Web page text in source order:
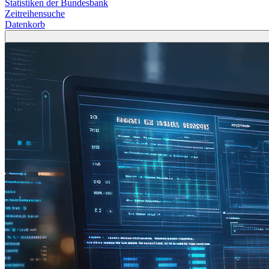
Statistiken der Bundesbank
Zeitreihensuche
Datenkorb